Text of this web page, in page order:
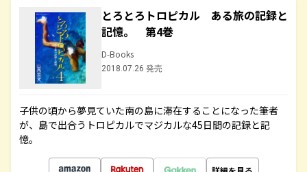
とろとろトロピカル ある旅の記録と
記憶。 第4巻
D-Books
2018.07.26 発売
子供の頃から夢見ていた南の島に滞在することになった筆者
が、島で出合うトロピカルでマジカルな45日間の記録と記
憶。